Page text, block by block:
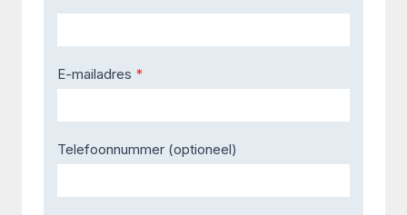
E-mailadres *
Telefoonnummer (optioneel)